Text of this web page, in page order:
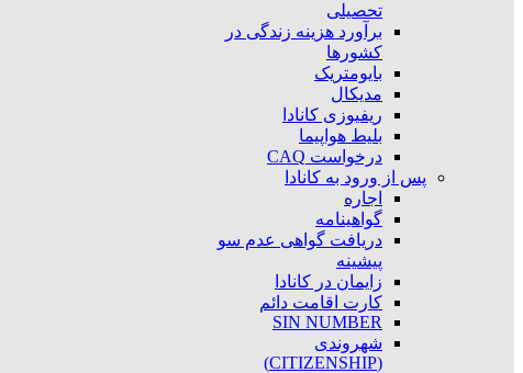
تحصیلی
برآورد هزینه زندگی در
کشورها
بایومتریک
مدیکال
ریفیوزی کانادا
بلیط هواپیما
درخواست CAQ
پس از ورود به کانادا
اجاره
گواهینامه
دریافت گواهی عدم سو
پیشینه
زایمان در کانادا
کارت اقامت دائم
SIN NUMBER
شهروندی
(CITIZENSHIP)